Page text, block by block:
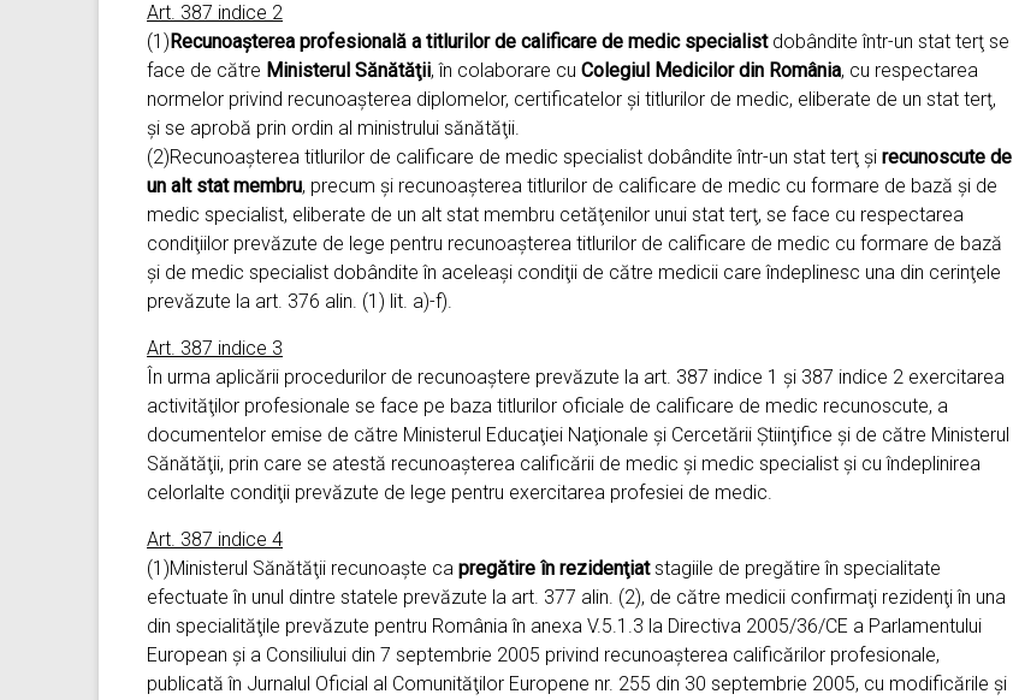
Art. 387 indice 2
(1)Recunoaşterea profesională a titlurilor de calificare de medic specialistdobândite într-un stat terţ se
face de către Ministerul Sănătăţii, în colaborare cu Colegiul Medicilor din România, cu respectarea
normelor privind recunoaşterea diplomelor, certificatelor şi titlurilor de medic, eliberate de un stat terţ,
şi se aprobă prin ordin al ministrului sănătăţii.
(2)Recunoaşterea titlurilor de calificare de medic specialist dobândite într-un stat terţ şi recunoscute de
un alt stat membru, precum şi recunoaşterea titlurilor de calificare de medic cu formare de bază şi de
medic specialist, eliberate de un alt stat membru cetăţenilor unui stat terţ, se face cu respectarea
condiţiilor prevăzute de lege pentru recunoaşterea titlurilor de calificare de medic cu formare de bază
şi de medic specialist dobândite în aceleaşi condiţii de către medicii care îndeplinesc una din cerinţele
prevăzute la art. 376 alin. (1) lit. a)-f).
Art. 387 indice 3
În urma aplicării procedurilor de recunoaştere prevăzute la art. 387 indice 1 şi 387 indice 2 exercitarea
activităţilor profesionale se face pe baza titlurilor oficiale de calificare de medic recunoscute, a
documentelor emise de către Ministerul Educaţiei Naţionale şi Cercetării Ştiinţifice şi de către Ministerul
Sănătăţii, prin care se atestă recunoaşterea calificării de medic şi medic specialist şi cu îndeplinirea
celorlalte condiţii prevăzute de lege pentru exercitarea profesiei de medic.
Art. 387 indice 4
(1)Ministerul Sănătăţii recunoaşte ca pregătire în rezidenţiatstagiile de pregătire în specialitate
efectuate în unul dintre statele prevăzute la art. 377 alin. (2), de către medicii confirmaţi rezidenţi în una
din specialităţile prevăzute pentru România în anexa V.5.1.3 la Directiva 2005/36/CE a Parlamentului
European şi a Consiliului din 7 septembrie 2005 privind recunoaşterea calificărilor profesionale,
publicată în Jurnalul Oficial al Comunităţilor Europene nr. 255 din 30 septembrie 2005, cu modificările şi